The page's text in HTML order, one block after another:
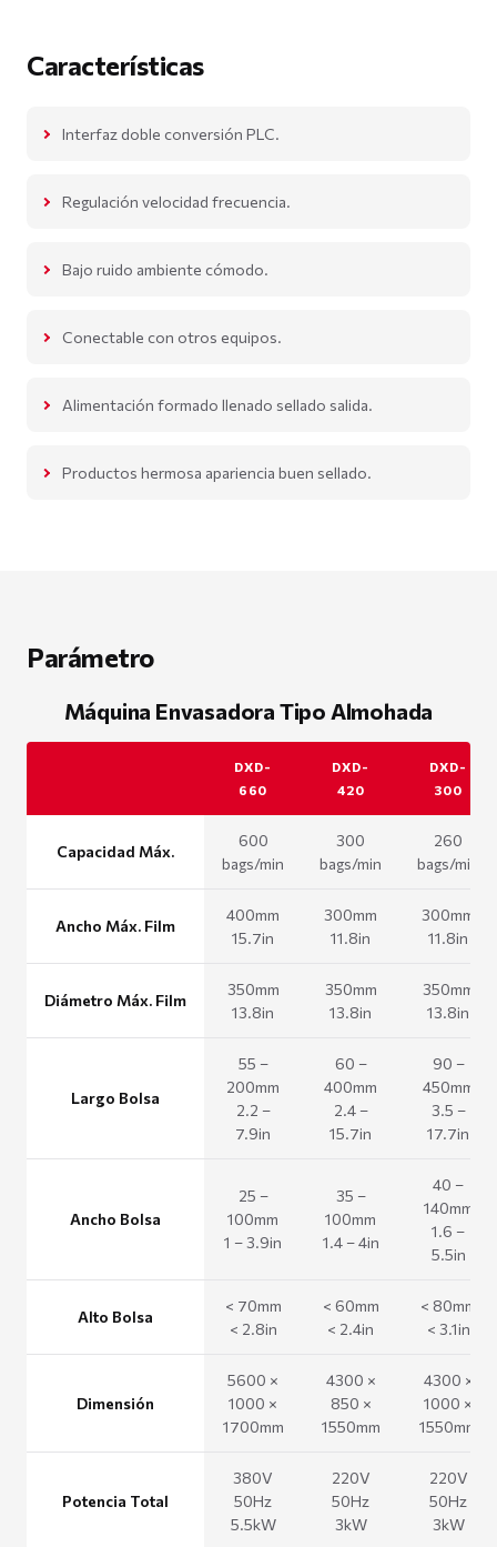
Características
Interfaz doble conversión PLC.
Regulación velocidad frecuencia.
Bajo ruido ambiente cómodo.
Conectable con otros equipos.
Alimentación formado llenado sellado salida.
Productos hermosa apariencia buen sellado.
Parámetro
Máquina Envasadora Tipo Almohada
DXD-
660
DXD-
420
DXD-
300
Capacidad Máx.
600
bags/min
300
bags/min
260
bags/min
Ancho Máx. Film
400mm
15.7in
300mm
11.8in
300mm
11.8in
Diámetro Máx. Film
350mm
13.8in
350mm
13.8in
350mm
13.8in
Largo Bolsa
55 –
200mm
2.2 –
7.9in
60 –
400mm
2.4 –
15.7in
90 –
450mm
3.5 –
17.7in
Ancho Bolsa
25 –
100mm
1 – 3.9in
35 –
100mm
1.4 – 4in
40 –
140mm
1.6 –
5.5in
Alto Bolsa
< 70mm
< 2.8in
< 60mm
< 2.4in
< 80mm
< 3.1in
Dimensión
5600 ×
1000 ×
1700mm
4300 ×
850 ×
1550mm
4300 ×
1000 ×
1550mm
Potencia Total
380V
50Hz
5.5kW
220V
50Hz
3kW
220V
50Hz
3kW